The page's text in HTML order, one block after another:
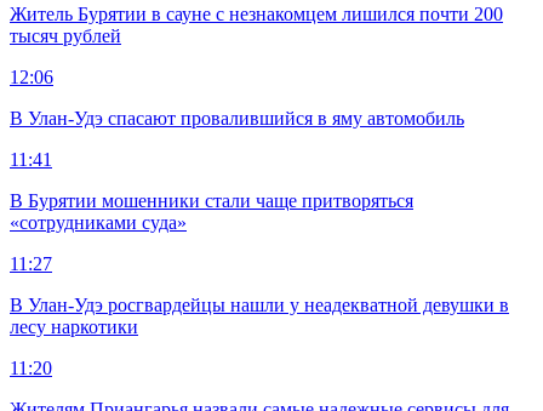
Житель Бурятии в сауне с незнакомцем лишился почти 200
тысяч рублей
12:06
В Улан-Удэ спасают провалившийся в яму автомобиль
11:41
В Бурятии мошенники стали чаще притворяться
«сотрудниками суда»
11:27
В Улан-Удэ росгвардейцы нашли у неадекватной девушки в
лесу наркотики
11:20